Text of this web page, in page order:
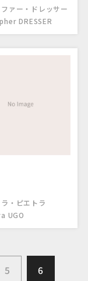
ァー・ドレッサー
DRESSER
・ピエトラ
UGO
5 6